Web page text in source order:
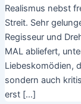
Realismus nebst
Streit. Sehr
Regisseur und
MAL abliefert,
Liebeskomödien,
sondern auch
erst […]